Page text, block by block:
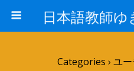
Categories › ユ